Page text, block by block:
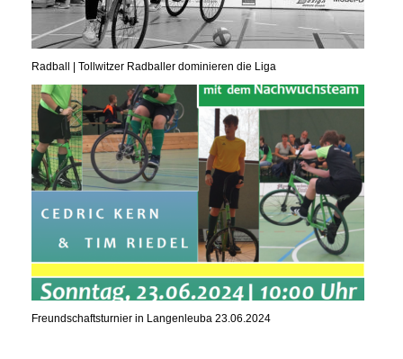
Radball | Tollwitzer Radballer dominieren die Liga
Freundschaftsturnier in Langenleuba 23.06.2024